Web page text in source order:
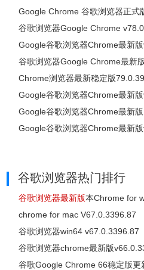
Google Chrome 谷歌浏览器正式
谷歌浏览器Google Chrome
Google谷歌浏览器Chrome最新版
谷歌浏览器Google Chrome最新版
Chrome浏览器最新稳定版
Google谷歌浏览器Chrome最新版
Google谷歌浏览器Chrome最新版
Google谷歌浏览器Chrome最新版
谷歌浏览器热门排行
谷歌浏览器最新版本Chrome for
chrome for mac V67.0.3396.87
谷歌浏览器win64 v67.0.3396.87
谷歌浏览器chrome最新版
谷歌Google Chrome 66稳定版更